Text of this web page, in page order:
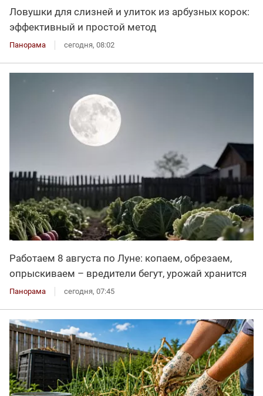
Ловушки для слизней и улиток из арбузных корок:
эффективный и простой метод
Панорама сегодня, 08:02
Работаем 8 августа по Луне: копаем, обрезаем,
опрыскиваем – вредители бегут, урожай хранится
Панорама сегодня, 07:45